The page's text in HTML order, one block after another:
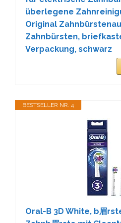
überlegene
Original
Zahnbürsten,
Verpackung, schwarz
BESTSELLER NR. 4
Oral-B 3D White, b眉